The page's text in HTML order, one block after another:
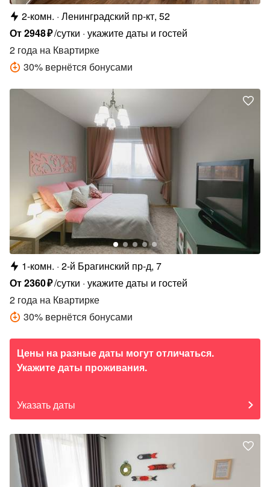
2-комн. Ленинградский пр-кт, 52
От2948₽/сутки укажите даты и гостей
2 года на Квартирке
30% вернётся бонусами
1-комн. 2-й Брагинский пр-д, 7
От2360₽/сутки укажите даты и гостей
2 года на Квартирке
30% вернётся бонусами
Цены на разные даты могут отличаться.
Укажите даты проживания.
Указать даты